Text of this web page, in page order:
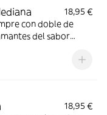
18,95 €
con doble de
del sabor
18,95 €